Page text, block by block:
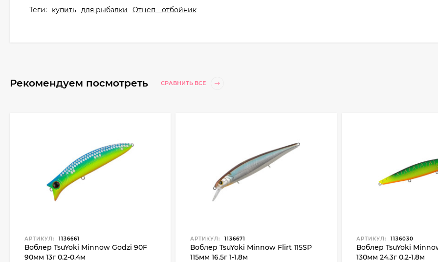
Теги: купить для рыбалки Отцеп - отбойник
Рекомендуем посмотреть СРАВНИТЬ ВСЕ
АРТИКУЛ: 1136661
Воблер TsuYoki Minnow Godzi 90F
90мм 13г 0.2-0.4м
АРТИКУЛ: 1136671
Воблер TsuYoki Minnow Flirt 115SP
115мм 16.5г 1-1.8м
АРТИКУЛ: 1136030
Воблер TsuYoki
130мм 24.3г 0.2-1.8м